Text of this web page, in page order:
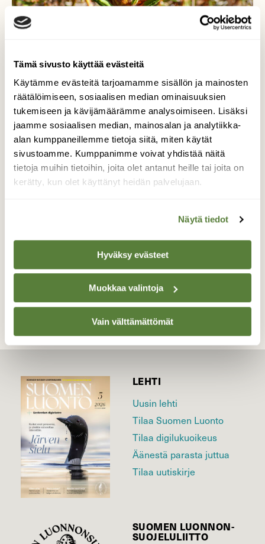
Tämä sivusto käyttää evästeitä
Käytämme evästeitä tarjoamamme sisällön ja mainosten
räätälöimiseen, sosiaalisen median ominaisuuksien
tukemiseen ja kävijämäärämme analysoimiseen. Lisäksi
jaamme sosiaalisen median, mainosalan ja analytiikka-
alan kumppaneillemme tietoja siitä, miten käytät
sivustoamme. Kumppanimme voivat yhdistää näitä
tietoja muihin tietoihin, joita olet antanut heille tai joita on
kerätty, kun olet käyttänyt heidän palvelujaan.
Näytä tiedot
Hyväksy evästeet
Muokkaa valintoja
Vain välttämättömät
Suopursu
Kohta kukkii taas suopursu,kukinnan nuput
ovat jo hyvällä alulla.
TAKAISIN LISTAAN
LEHTI
Uusin lehti
Tilaa Suomen Luonto
Tilaa digilukuoikeus
Äänestä parasta juttua
Tilaa uutiskirje
SUOMEN LUONNON­
SUOJELU­LIITTO